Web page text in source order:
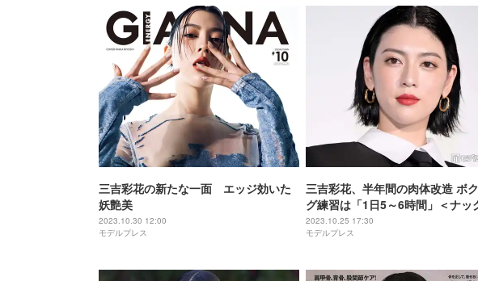
三吉彩花の新たな一面 エッジ効いた
妖艶美
2023.10.30 12:00
モデルプレス
三吉彩花、半年間の肉体改造 ボ
グ練習は「1日5～6時間」＜ナッ
ール＞
2023.10.25 17:30
モデルプレス